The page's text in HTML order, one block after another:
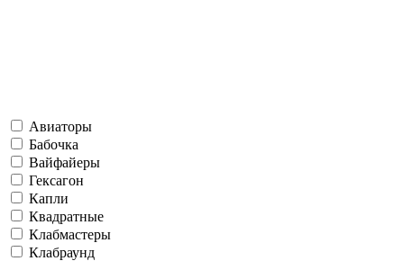
Авиаторы
Бабочка
Вайфайеры
Гексагон
Капли
Квадратные
Клабмастеры
Клабраунд